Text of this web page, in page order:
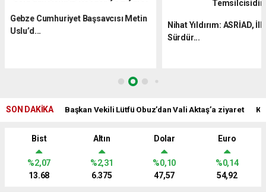
Gebze Cumhuriyet Başsavcısı Metin
Uslu’d...
Nihat Yıldırım: ASRİAD,
Sürdür...
SON DAKİKA Başkan Vekili Lütfü Obuz’dan Vali Aktaş’a ziyaret
Bist
%2,07
13.68
Altın
%2,31
6.375
Dolar
%0,10
47,57
Euro
%0,14
54,92